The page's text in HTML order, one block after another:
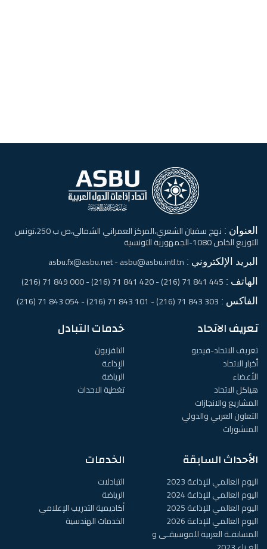
العنوان : نهج سفيان الشعري،المركز العمراني الشمالي،ص ب 250،تونس
التوزيع الخاص 1080-الجمهورية التونسية
البريد الإلكتروني : asbu.fx@asbu.net - asbu@asbu.intl.tn
الهاتف : 445 841 71 (216) - 420 841 71 (216) - 000 849 71 (216)
الفاكس : 303 843 71 (216) - 101 843 71 (216) - 054 843 71 (216)
تعريف الاتحاد
تعريف الاتحاد-فيديو
أخبار الاتحاد
الأعضاء
هياكل الاتحاد
المشاريع والانجازات
التعاون العربي والدولي
المنشورات
خدمات التبادل
التلفزيون
الإذاعة
الرياضة
تغطية الاحداث
الأحداث السابقة
اليوم العالمي للإذاعة 2023
اليوم العالمي للإذاعة 2024
اليوم العالمي للإذاعة 2025
اليوم العالمي للإذاعة 2026
المسابقـة العربية للموسيقـى و
الخدمات
التبادلات
الرياضة
أكاديمية التدريب الإعلامي
الخدمات الهندسية